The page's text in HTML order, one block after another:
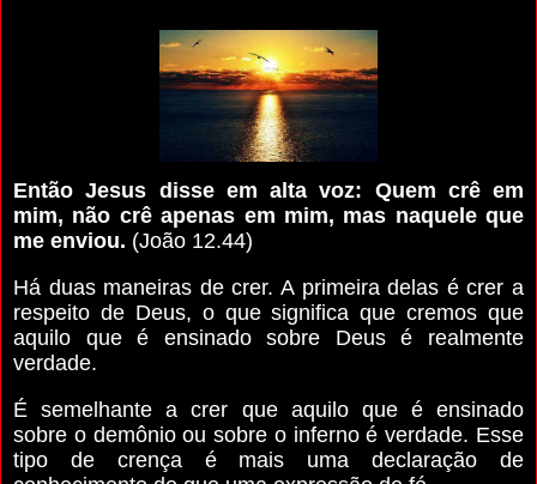
Então Jesus disse em alta voz: Quem crê em
mim, não crê apenas em mim, mas naquele que
me enviou. (João 12.44)
Há duas maneiras de crer. A primeira delas é crer a
respeito de Deus, o que significa que cremos que
aquilo que é ensinado sobre Deus é realmente
verdade.
É semelhante a crer que aquilo que é ensinado
sobre o demônio ou sobre o inferno é verdade. Esse
tipo de crença é mais uma declaração de